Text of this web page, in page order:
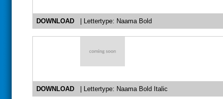
DOWNLOAD | Lettertype: Naama Bold
DOWNLOAD | Lettertype: Naama Bold Italic